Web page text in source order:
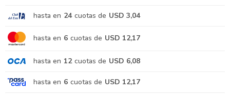
hasta en 24 cuotas de USD 3,04
hasta en 6 cuotas de USD 12,17
hasta en 12 cuotas de USD 6,08
hasta en 6 cuotas de USD 12,17